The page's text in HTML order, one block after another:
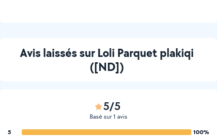
Avis laissés sur Loli Parquet plakiqi
([ND])
5/5
Basé sur 1 avis
5
100%